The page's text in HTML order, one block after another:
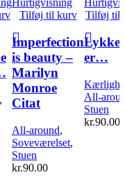
,
Hurtigvisning
Tilføj til kurv
Imperfection
is beauty –
Marilyn
Monroe
Citat
All-around,
Soveværelset,
Stuen
kr.90.00
Tilføj til
er…
All-
Stuen
kr.90.00